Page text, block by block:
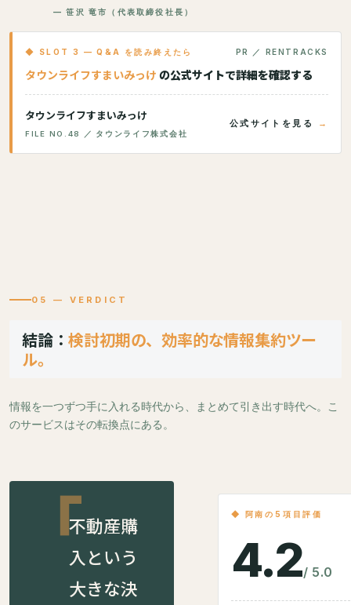
— 笹沢 竜市（代表取締役社長）
◆ SLOT 3 — Q&A を読み終えたら PR ／ RENTRACKS
タウンライフすまいみっけ の公式サイトで詳細を確認する
タウンライフすまいみっけ
FILE NO.48 ／ タウンライフ株式会社
公式サイトを見る
05 — VERDICT
結論：検討初期の、効率的な情報集約ツー
ル。
情報を一つずつ手に入れる時代から、まとめて引き出す時代へ。こ
のサービスはその転換点にある。
不動産購
入という
大きな決
◆ 阿南の5項目評価
4.2/ 5.0